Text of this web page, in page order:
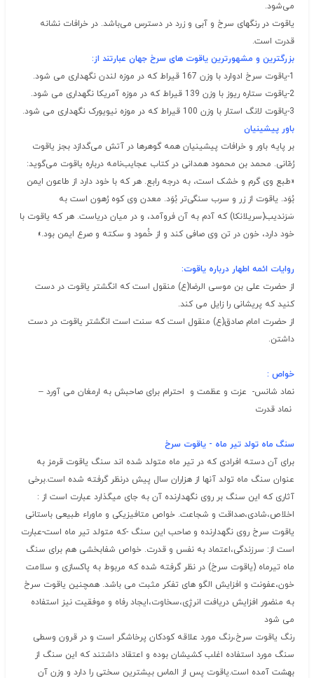
می‌شود.
یاقوت در رنگهای سرخ و آبی و زرد در دسترس می‌باشد. در خرافات نشانه
قدرت است.
بزرگترین و مشهورترین یاقوت های سرخ جهان عبارتند از:
1-یاقوت سرخ ادوارد با وزن 167 قیراط که در موزه لندن نگهداری می شود.
2-یاقوت ستاره ریوز با وزن 139 قیراط که در موزه آمریکا نگهداری می شود.
3-یاقوت لانگ استار با وزن 100 قیراط که در موزه نیویورک نگهداری می شود.
باور پیشینیان
بر پایه باور و خرافات پیشینیان همه گوهرها در آتش می‌گدازد بجز یاقوت
رُمّانی. محمد بن محمود همدانی در کتاب عجایب‌نامه درباره یاقوت می‌گوید:
«طبع وی گرم و خشک است، به درجه رابع. هر که با خود دارد از طاعون ایمن
بُوَد. یاقوت از زر و سرب سنگی‌تر بُوَد. معدن وی کوه رُهون است به
سَرَندیب(سریلانکا) که آدم به آن فروآمد، و در میان دریاست. هر که یاقوت با
خود دارد، خون در تن وی صافی کند و از خُمود و سکته و صرع ایمن بود.»
روایات ائمه اطهار درباره یاقوت:
از حضرت علی بن موسی الرضا(ع) منقول است که انگشتر یاقوت در دست
کنید که پریشانی را زایل می کند.
از حضرت امام صادق(ع) منقول است که سنت است انگشتر یاقوت در دست
داشتن.
خواص :
نماد شانس- عزت و عظمت و احترام برای صاحبش به ارمغان می آورد –
نماد قدرت
سنگ ماه تولد تیر ماه - یاقوت سرخ
برای آن دسته افرادی که در تیر ماه متولد شده اند سنگ یاقوت قرمز به
عنوان سنگ ماه تولد آنها از هزاران سال پیش درنظر گرفته شده است.برخی
آثاری که این سنگ بر روی نگهدارنده آن به جای میگذارد عبارت است از :
اخلاص،شادی،صداقت و شجاعت. خواص متافیزیکی و ماوراء طبیعی باستانی
یاقوت سرخ روی نگهدارنده و صاحب این سنگ -که متولد تیر ماه است-عبارت
است از: سرزندگی،اعتماد به نفس و قدرت. خواص شفابخشی هم برای سنگ
ماه تیرماه (یاقوت سرخ) در نظر گرفته شده که مربوط به پاکسازی و سلامت
خون،عفونت و افزایش الگو های تفکر مثبت می باشد. همچنین یاقوت سرخ
به منضور افزایش دریافت انرژِی،سخاوت،ایجاد رفاه و موفقیت نیز استفاده
می شود
رنگ یاقوت سرخ،رنگ مورد علاقه کودکان پرخاشگر است و در قرون وسطی
سنگ مورد استفاده اغلب کشیشان بوده و اعتقاد داشتند که این سنگ از
بهشت آمده است.یاقوت پس از الماس بیشترین سختی را دارد و وزن آن